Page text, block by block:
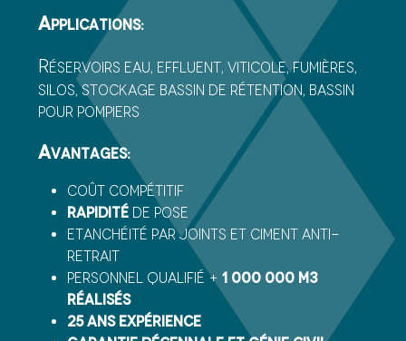
Applications:
Réservoirs eau, effluent, viticole, fumières,
silos, stockage bassin de rétention, bassin
pour pompiers
Avantages:
Coût compétitif
Rapidité de pose
Etanchéité par joints et ciment anti-
retrait
Personnel qualifié + 1 000 000 m3
réalisés
25 ans expérience